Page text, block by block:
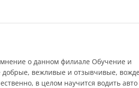
о данном филиале Обучение и
добрые, вежливые и отзывчивые,
в целом научится водить